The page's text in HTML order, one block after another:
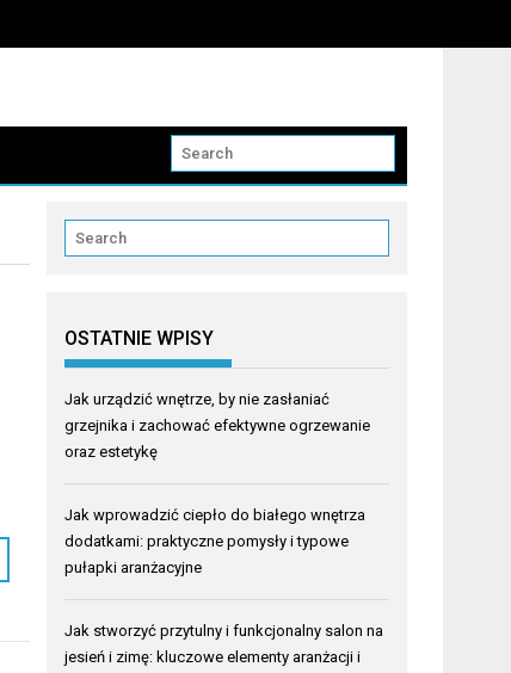
OSTATNIE WPISY
Jak urządzić wnętrze, by nie zasłaniać
grzejnika i zachować efektywne ogrzewanie
oraz estetykę
Jak wprowadzić ciepło do białego wnętrza
dodatkami: praktyczne pomysły i typowe
pułapki aranżacyjne
Jak stworzyć przytulny i funkcjonalny salon na
jesień i zimę: kluczowe elementy aranżacji i